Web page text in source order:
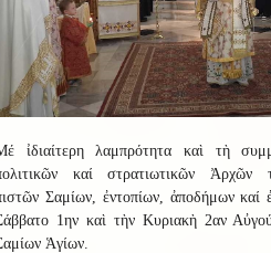
έ ἰδιαίτερη λαμπρότητα καὶ τὴ
καί στρατιωτικῶν
Σαμίων, ἐντοπίων, ἀποδήμων καί
1ην καὶ τὴν Κυριακὴ 2αν
Ἁγίων.